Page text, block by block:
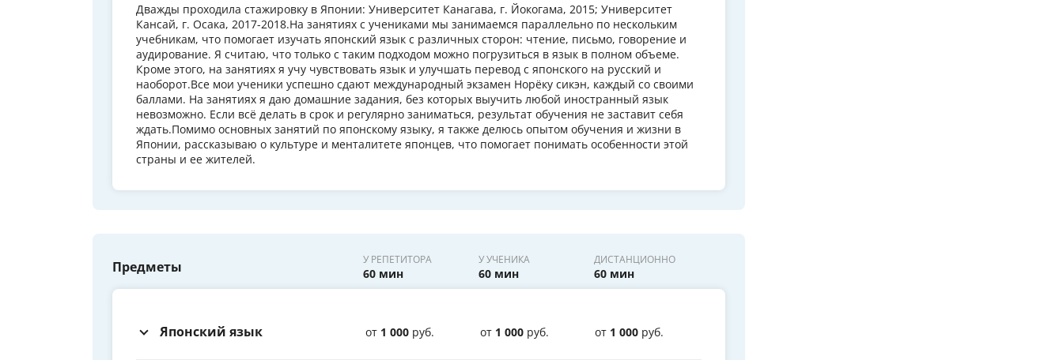
Дважды проходила стажировку в Японии: Университет Канагава, г. Йокогама, 2015; Университет
Кансай, г. Осака, 2017-2018.На занятиях с учениками мы занимаемся параллельно по нескольким
учебникам, что помогает изучать японский язык с различных сторон: чтение, письмо, говорение и
аудирование. Я считаю, что только с таким подходом можно погрузиться в язык в полном объеме.
Кроме этого, на занятиях я учу чувствовать язык и улучшать перевод с японского на русский и
наоборот.Все мои ученики успешно сдают международный экзамен Норёку сикэн, каждый со своими
баллами. На занятиях я даю домашние задания, без которых выучить любой иностранный язык
невозможно. Если всё делать в срок и регулярно заниматься, результат обучения не заставит себя
ждать.Помимо основных занятий по японскому языку, я также делюсь опытом обучения и жизни в
Японии, рассказываю о культуре и менталитете японцев, что помогает понимать особенности этой
страны и ее жителей.
Предметы У РЕПЕТИТОРА
60 мин
У УЧЕНИКА
60 мин
ДИСТАНЦИОННО
60 мин
Японский язык от 1 000 руб. от 1 000 руб. от 1 000 руб.